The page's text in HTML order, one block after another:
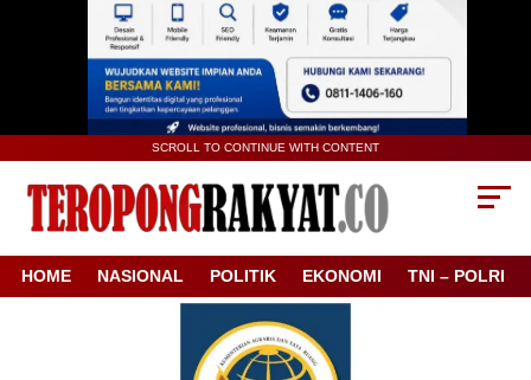
SCROLL TO CONTINUE WITH CONTENT
HOME NASIONAL POLITIK EKONOMI TNI – POLRI